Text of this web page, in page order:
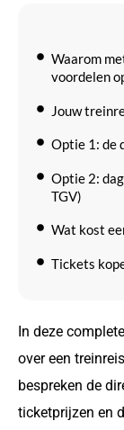
Waarom
voordelen
Jouw
Optie 1: de
Optie 2:
TGV)
Wat kost
Tickets
Plan een
Jullie reis
geregeld
In deze
over een
bespreken de
ticketprijzen en